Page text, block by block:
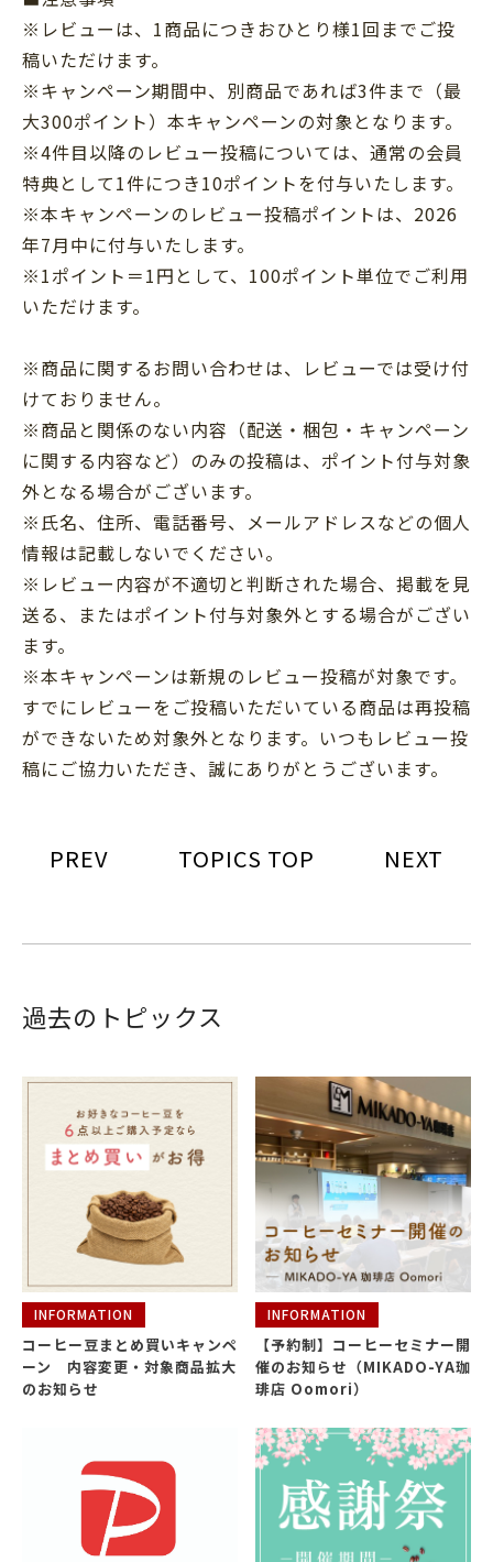
※レビューは、1商品につきおひとり様1回までご投
稿いただけます。
※キャンペーン期間中、別商品であれば3件まで（最
大300ポイント）本キャンペーンの対象となります。
※4件目以降のレビュー投稿については、通常の会員
特典として1件につき10ポイントを付与いたします。
※本キャンペーンのレビュー投稿ポイントは、2026
年7月中に付与いたします。
※1ポイント＝1円として、100ポイント単位でご利用
いただけます。
※商品に関するお問い合わせは、レビューでは受け付
けておりません。
※商品と関係のない内容（配送・梱包・キャンペーン
に関する内容など）のみの投稿は、ポイント付与対象
外となる場合がございます。
※氏名、住所、電話番号、メールアドレスなどの個人
情報は記載しないでください。
※レビュー内容が不適切と判断された場合、掲載を見
送る、またはポイント付与対象外とする場合がござい
ます。
※本キャンペーンは新規のレビュー投稿が対象です。
すでにレビューをご投稿いただいている商品は再投稿
ができないため対象外となります。いつもレビュー投
稿にご協力いただき、誠にありがとうございます。
TOPICS TOP
PREV NEXT
過去のトピックス
INFORMATION
コーヒー豆まとめ買いキャンペ
ーン 内容変更・対象商品拡大
のお知らせ
INFORMATION
【予約制】コーヒーセミナー開
催のお知らせ（MIKADO-YA珈
琲店 Oomori）